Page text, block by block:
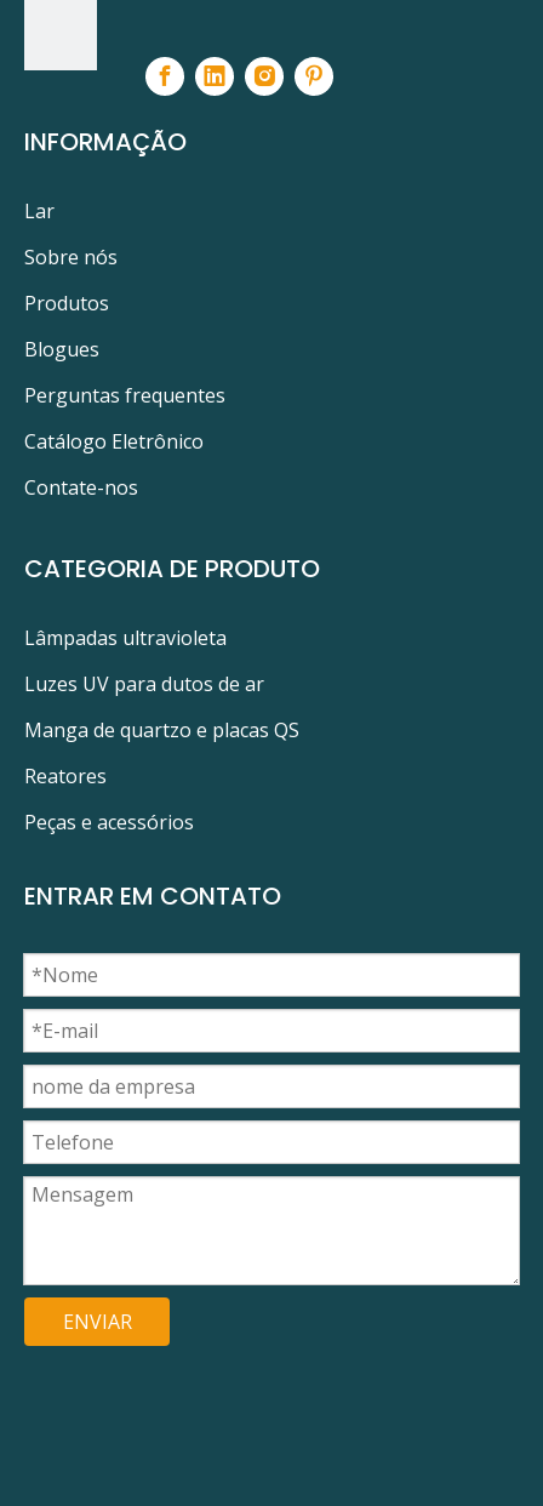
INFORMAÇÃO
Lar
Sobre nós
Produtos
Blogues
Perguntas frequentes
Catálogo Eletrônico
Contate-nos
CATEGORIA DE PRODUTO
Lâmpadas ultravioleta
Luzes UV para dutos de ar
Manga de quartzo e placas QS
Reatores
Peças e acessórios
ENTRAR EM CONTATO
ENVIAR